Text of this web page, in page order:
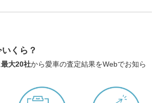
くら？
最大20社から愛車の査定結果をWebでお知ら